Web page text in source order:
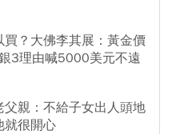
？大佛李其展：黃金價
3理由喊5000美元不遠
親：不給子女出人頭地
就很開心